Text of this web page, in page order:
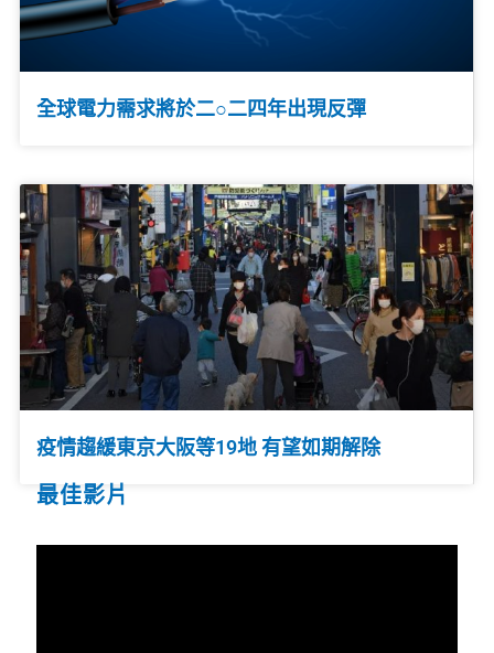
全球電力需求將於二○二四年出現反彈
疫情趨緩東京大阪等19地 有望如期解除
最佳影片